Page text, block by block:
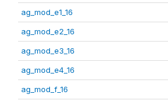
ag_mod_e1_16
ag_mod_e2_16
ag_mod_e3_16
ag_mod_e4_16
ag_mod_f_16